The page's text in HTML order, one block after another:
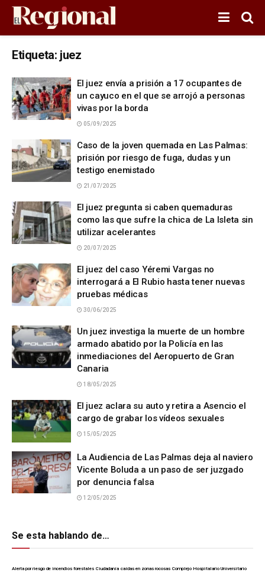
Etiqueta: juez
El juez envía a prisión a 17 ocupantes de
un cayuco en el que se arrojó a personas
vivas por la borda
05/09/2025
Caso de la joven quemada en Las Palmas:
prisión por riesgo de fuga, dudas y un
testigo enemistado
21/07/2025
El juez pregunta si caben quemaduras
como las que sufre la chica de La Isleta sin
utilizar acelerantes
20/07/2025
El juez del caso Yéremi Vargas no
interrogará a El Rubio hasta tener nuevas
pruebas médicas
30/06/2025
Un juez investiga la muerte de un hombre
armado abatido por la Policía en las
inmediaciones del Aeropuerto de Gran
Canaria
18/05/2025
El juez aclara su auto y retira a Asencio el
cargo de grabar los vídeos sexuales
15/05/2025
La Audiencia de Las Palmas deja al naviero
Vicente Boluda a un paso de ser juzgado
por denuncia falsa
12/05/2025
Se esta hablando de…
Alerta por riesgo de incendios forestales Ciudadanía caídas en zonas rocosas Complejo Hospitalario Universitario